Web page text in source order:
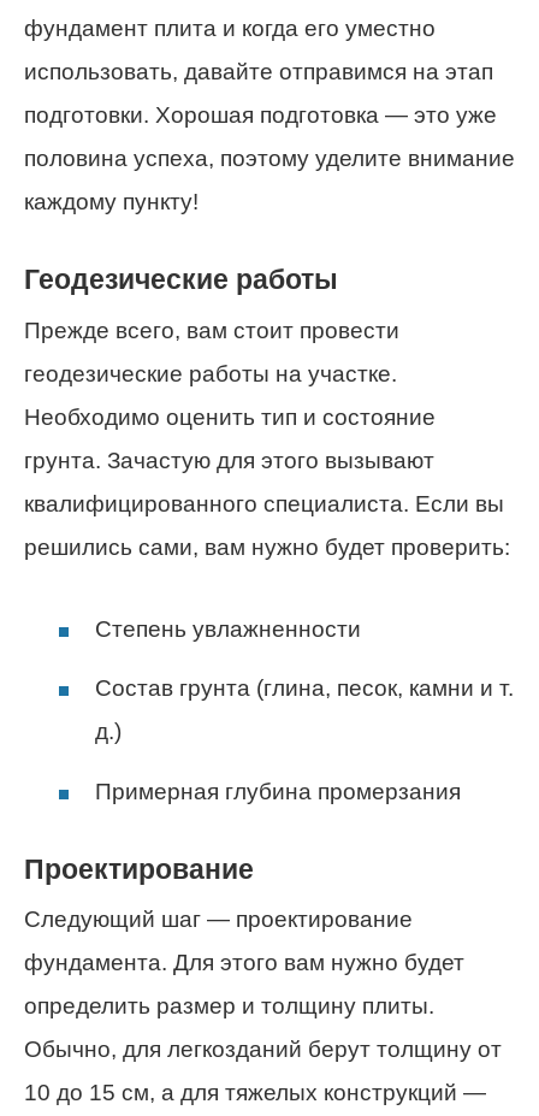
фундамент плита и когда его уместно
использовать, давайте отправимся на этап
подготовки. Хорошая подготовка — это уже
половина успеха, поэтому уделите внимание
каждому пункту!
Геодезические работы
Прежде всего, вам стоит провести
геодезические работы на участке.
Необходимо оценить тип и состояние
грунта. Зачастую для этого вызывают
квалифицированного специалиста. Если вы
решились сами, вам нужно будет проверить:
Степень увлажненности
Состав грунта (глина, песок, камни и т.
д.)
Примерная глубина промерзания
Проектирование
Следующий шаг — проектирование
фундамента. Для этого вам нужно будет
определить размер и толщину плиты.
Обычно, для легкозданий берут толщину от
10 до 15 см, а для тяжелых конструкций —